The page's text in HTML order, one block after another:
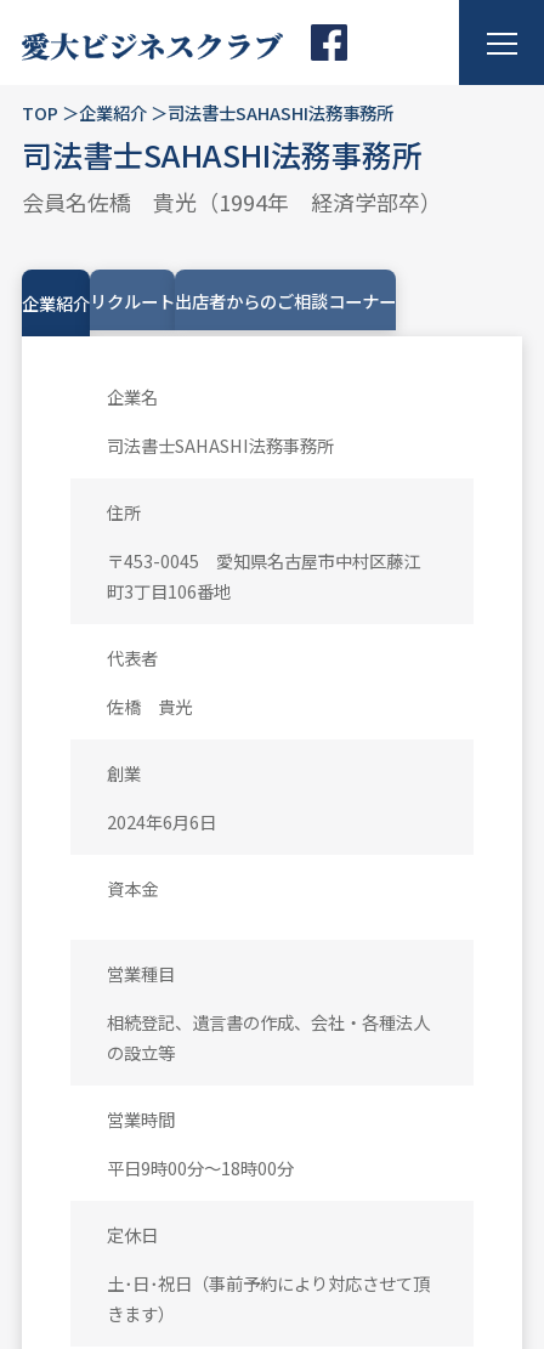
TOP 企業紹介 司法書士SAHASHI法務事務所
司法書士SAHASHI法務事務所
会員名佐橋 貴光 （1994年 経済学部卒）
企業紹介リクルート出店者からのご相談コーナー
企業名
司法書士SAHASHI法務事務所
住所
〒453-0045 愛知県名古屋市中村区藤江
町3丁目106番地
代表者
佐橋 貴光
創業
2024年6月6日
資本金
営業種目
相続登記、遺言書の作成、会社・各種法人
の設立等
営業時間
平日9時00分～18時00分
定休日
土･日･祝日（事前予約により対応させて頂
きます）